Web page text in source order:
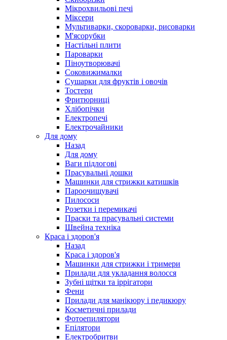
Мікрохвильові печі
Міксери
Мультиварки, скороварки, рисоварки
М'ясорубки
Настільні плити
Пароварки
Піноутворювачі
Соковижималки
Сушарки для фруктів і овочів
Тостери
Фритюрниці
Хлібопічки
Електропечі
Електрочайники
Для дому
Назад
Для дому
Ваги підлогові
Прасувальні дошки
Машинки для стрижки катишків
Пароочищувачі
Пилососи
Розетки і перемикачі
Праски та прасувальні системи
Швейна техніка
Краса і здоров'я
Назад
Краса і здоров'я
Машинки для стрижки і тримери
Прилади для укладання волосся
Зубні щітки та іррігатори
Фени
Прилади для манікюру і педикюру
Косметичні прилади
Фотоепилятори
Епілятори
Електробритви